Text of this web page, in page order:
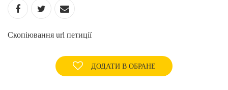
Скопіювання url петиції
ДОДАТИ В ОБРАНЕ